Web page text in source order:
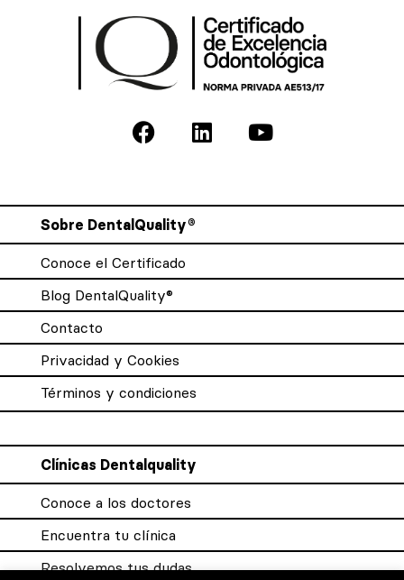
Sobre DentalQuality®
Conoce el Certificado
Blog DentalQuality®
Contacto
Privacidad y Cookies
Términos y condiciones
Clínicas Dentalquality
Conoce a los doctores
Encuentra tu clínica
Resolvemos tus dudas